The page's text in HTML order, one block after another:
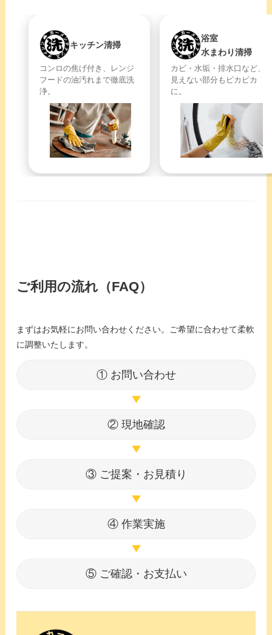
キッチン清掃
コンロの焦げ付き、レンジ
フードの油汚れまで徹底洗
浄。
浴室
水まわり清掃
カビ・水垢・排水口など、
見えない部分もピカピカ
に。
ご利用の流れ（FAQ）
まずはお気軽にお問い合わせください。ご希望に合わせて柔軟
に調整いたします。
① お問い合わせ
▶
② 現地確認
▶
③ ご提案・お見積り
▶
④ 作業実施
▶
⑤ ご確認・お支払い